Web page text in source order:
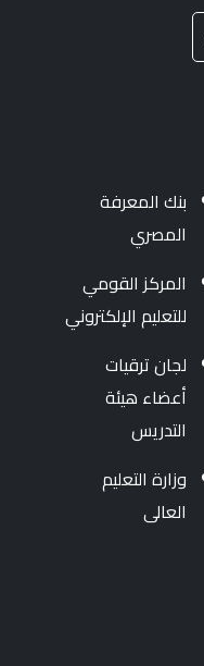
بنك المعرفة
المصري
المركز القومي
للتعليم الإلكتروني
لجان ترقيات
أعضاء هيئة
التدريس
وزارة التعليم
العالى